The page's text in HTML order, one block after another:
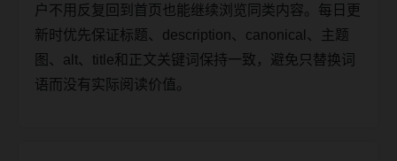
户不用反复回到首页也能继续浏览同类内容。每日更
新时优先保证标题、description、canonical、主题
图、alt、title和正文关键词保持一致，避免只替换词
语而没有实际阅读价值。